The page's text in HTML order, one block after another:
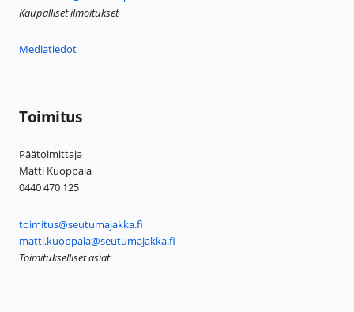
Kaupalliset ilmoitukset
Mediatiedot
Toimitus
Päätoimittaja
Matti Kuoppala
0440 470 125
toimitus@seutumajakka.fi
matti.kuoppala@seutumajakka.fi
Toimitukselliset asiat